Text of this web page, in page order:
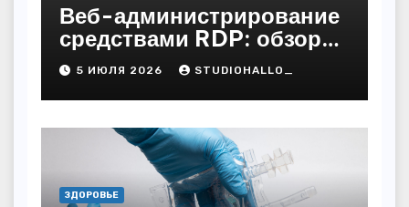
Веб-администрирование
средствами RDP: обзор
технических решений
5 ИЮЛЯ 2026 STUDIOHALLO_
ЗДОРОВЬЕ